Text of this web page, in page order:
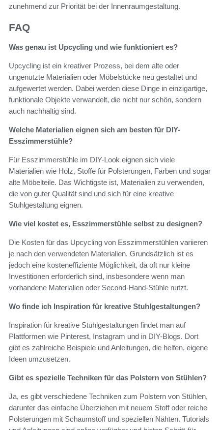
zunehmend zur Priorität bei der Innenraumgestaltung.
FAQ
Was genau ist Upcycling und wie funktioniert es?
Upcycling ist ein kreativer Prozess, bei dem alte oder
ungenutzte Materialien oder Möbelstücke neu gestaltet und
aufgewertet werden. Dabei werden diese Dinge in einzigartige,
funktionale Objekte verwandelt, die nicht nur schön, sondern
auch nachhaltig sind.
Welche Materialien eignen sich am besten für DIY-
Esszimmerstühle?
Für Esszimmerstühle im DIY-Look eignen sich viele
Materialien wie Holz, Stoffe für Polsterungen, Farben und sogar
alte Möbelteile. Das Wichtigste ist, Materialien zu verwenden,
die von guter Qualität sind und sich für eine kreative
Stuhlgestaltung eignen.
Wie viel kostet es, Esszimmerstühle selbst zu designen?
Die Kosten für das Upcycling von Esszimmerstühlen variieren
je nach den verwendeten Materialien. Grundsätzlich ist es
jedoch eine kosteneffiziente Möglichkeit, da oft nur kleine
Investitionen erforderlich sind, insbesondere wenn man
vorhandene Materialien oder Second-Hand-Stühle nutzt.
Wo finde ich Inspiration für kreative Stuhlgestaltungen?
Inspiration für kreative Stuhlgestaltungen findet man auf
Plattformen wie Pinterest, Instagram und in DIY-Blogs. Dort
gibt es zahlreiche Beispiele und Anleitungen, die helfen, eigene
Ideen umzusetzen.
Gibt es spezielle Techniken für das Polstern von Stühlen?
Ja, es gibt verschiedene Techniken zum Polstern von Stühlen,
darunter das einfache Überziehen mit neuem Stoff oder reiche
Polsterungen mit Schaumstoff und speziellen Nähten. Tutorials